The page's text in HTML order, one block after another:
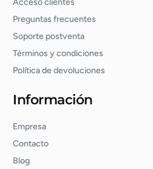
Acceso clientes
Preguntas frecuentes
Soporte postventa
Términos y condiciones
Política de devoluciones
Información
Empresa
Contacto
Blog